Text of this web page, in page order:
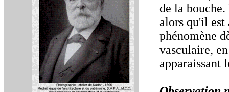
de la
alors qu'il est
phénomène
vasculaire,
apparaissant